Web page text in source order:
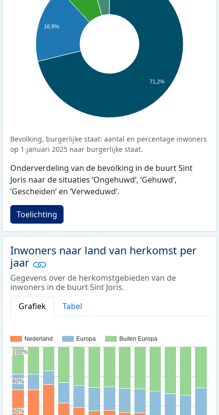
16,9%
71,2%
Bevolking, burgerlijke staat: aantal en percentage inwoners
op 1 januari 2025 naar burgerlijke staat.
Onderverdeling van de bevolking in de buurt Sint
Joris naar de situaties ‘Ongehuwd‘, ‘Gehuwd‘,
‘Gescheiden‘ en ‘Verweduwd‘.
Toelichting
Inwoners naar land van herkomst per
jaar
Gegevens over de herkomstgebieden van de
inwoners in de buurt Sint Joris.
Grafiek
Tabel
Nederland Europa Buiten Europa
60%
60%
80%
80%
100%
100%